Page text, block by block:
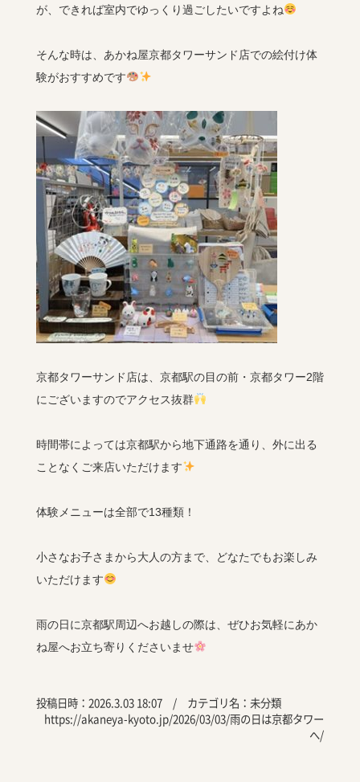
が、できれば室内でゆっくり過ごしたいですよね
そんな時は、あかね屋京都タワーサンド店での絵付け体
験がおすすめです
京都タワーサンド店は、京都駅の目の前・京都タワー2階
にございますのでアクセス抜群
時間帯によっては京都駅から地下通路を通り、外に出る
ことなくご来店いただけます
体験メニューは全部で13種類！
小さなお子さまから大人の方まで、どなたでもお楽しみ
いただけます
雨の日に京都駅周辺へお越しの際は、ぜひお気軽にあか
ね屋へお立ち寄りくださいませ
投稿日時：2026.3.03 18:07 / カテゴリ名： 未分類
https://akaneya-kyoto.jp/2026/03/03/雨の日は京都タワー
へ/